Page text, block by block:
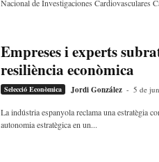
Nacional de Investigaciones Cardiovasculares
Empreses i experts
resiliència econòmica
Selecció Econòmica Jordi González - 5 de
La indústria espanyola reclama una estratègia
autonomia estratègica en un...